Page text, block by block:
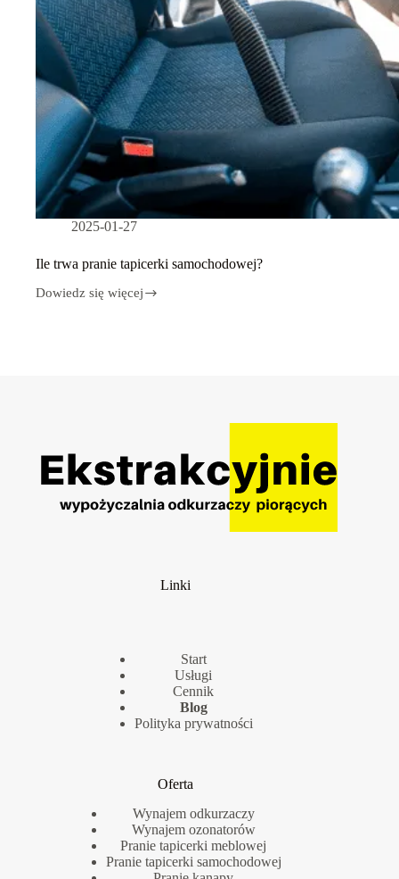
2025-01-27
Ile trwa pranie tapicerki samochodowej?
Dowiedz się więcej
Ile
Linki
Start
Usługi
Cennik
Blog
Polityka prywatności
Oferta
Wynajem odkurzaczy
Wynajem ozonatorów
Pranie tapicerki meblowej
Pranie tapicerki samochodowej